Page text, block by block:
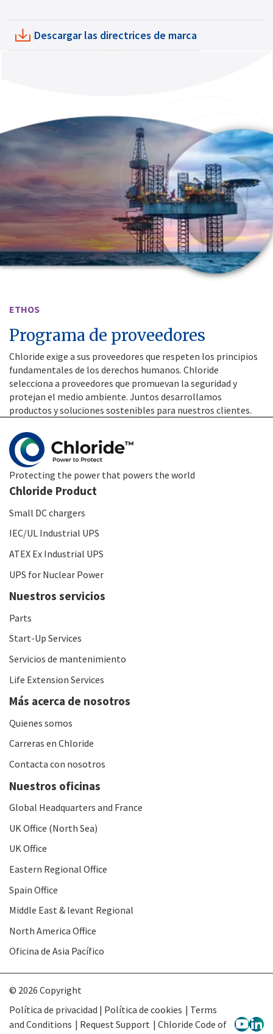
Descargar las directrices de marca
ETHOS
Programa de proveedores
Chloride exige a sus proveedores que respeten los principios
fundamentales de los derechos humanos. Chloride
selecciona a proveedores que promuevan la seguridad y
protejan el medio ambiente. Juntos desarrollamos
productos y soluciones sostenibles para nuestros clientes.
Protecting the power that powers the world
Chloride Product
Small DC chargers
IEC/UL Industrial UPS
ATEX Ex Industrial UPS
UPS for Nuclear Power
Nuestros servicios
Parts
Start-Up Services
Servicios de mantenimiento
Life Extension Services
Más acerca de nosotros
Quienes somos
Carreras en Chloride
Contacta con nosotros
Nuestros oficinas
Global Headquarters and France
UK Office (North Sea)
UK Office
Eastern Regional Office
Spain Office
Middle East & levant Regional
North America Office
Oficina de Asia Pacífico
© 2026 Copyright
Política de privacidad | Política de cookies
Terms
and Conditions
Request Support
Chloride Code of